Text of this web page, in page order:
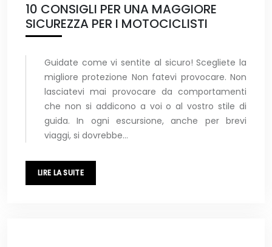
10 CONSIGLI PER UNA MAGGIORE
SICUREZZA PER I MOTOCICLISTI
Guidate come vi sentite al sicuro! Scegliete la
migliore protezione Non fatevi provocare. Non
lasciatevi mai provocare da comportamenti
che non si addicono a voi o al vostro stile di
guida. In ogni escursione, anche per brevi
viaggi, si dovrebbe…
LIRE LA SUITE